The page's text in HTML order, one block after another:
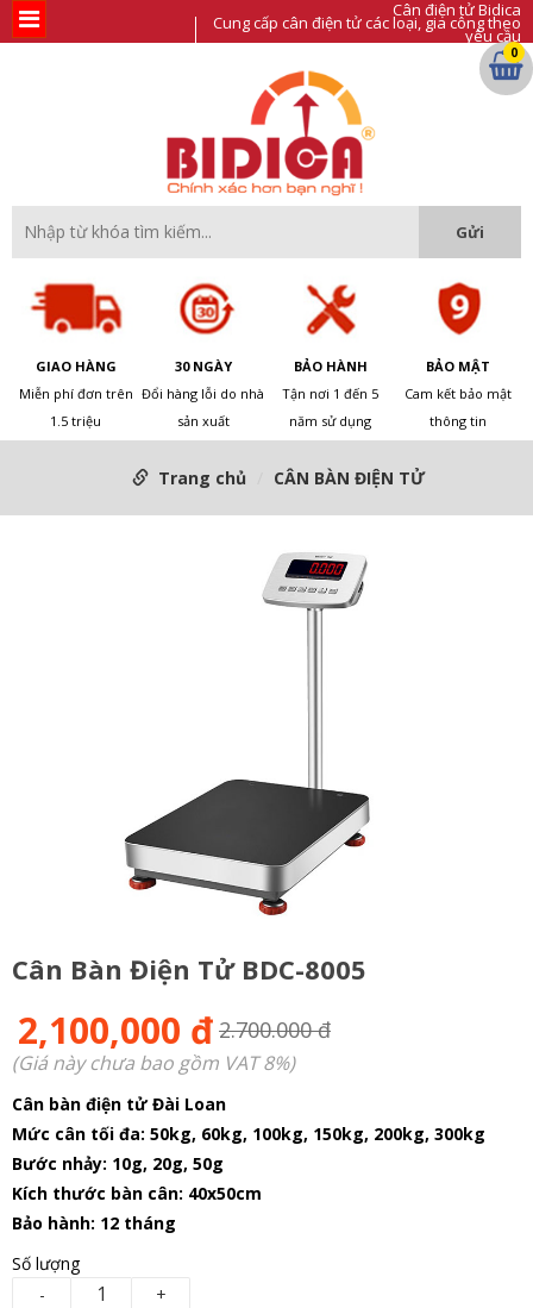
Cân điện tử Bidica
Cung cấp cân điện tử các loại, gia công theo
yêu cầu
GIAO HÀNG
Miễn phí đơn trên
1.5 triệu
30 NGÀY
Đổi hàng lỗi do nhà
sản xuất
BẢO HÀNH
Tận nơi 1 đến 5
năm sử dụng
BẢO MẬT
Cam kết bảo mật
thông tin
0
Trang chủ CÂN BÀN ĐIỆN TỬ
Cân Bàn Điện Tử BDC-8005
2,100,000 đ 2.700.000 đ
(Giá này chưa bao gồm VAT 8%)
Cân bàn điện tử Đài Loan
Mức cân tối đa: 50kg, 60kg, 100kg, 150kg, 200kg, 300kg
Bước nhảy: 10g, 20g, 50g
Kích thước bàn cân: 40x50cm
Bảo hành: 12 tháng
Số lượng
-
+